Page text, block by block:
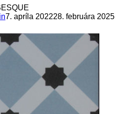
7. apríla 202228. februára 2025